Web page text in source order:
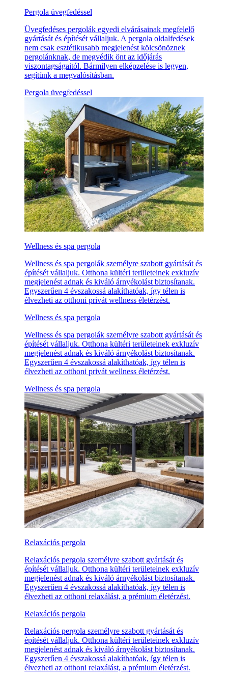
Pergola üvegfedéssel
Üvegfedéses pergolák egyedi elvárásainak megfelelő
gyártását és építését vállaljuk. A pergola oldalfedések
nem csak esztétikusabb megjelenést kölcsönöznek
pergolánknak, de megvédik önt az időjárás
viszontagságaitól. Bármilyen elképzelése is legyen,
segítünk a megvalósításban.
Pergola üvegfedéssel
Wellness és spa pergola
Wellness és spa pergolák személyre szabott gyártását és
építését vállaljuk. Otthona kültéri területeinek exkluzív
megjelenést adnak és kiváló árnyékolást biztosítanak.
Egyszerűen 4 évszakossá alakíthatóak, így télen is
élvezheti az otthoni privát wellness életérzést.
Wellness és spa pergola
Wellness és spa pergolák személyre szabott gyártását és
építését vállaljuk. Otthona kültéri területeinek exkluzív
megjelenést adnak és kiváló árnyékolást biztosítanak.
Egyszerűen 4 évszakossá alakíthatóak, így télen is
élvezheti az otthoni privát wellness életérzést.
Wellness és spa pergola
Relaxációs pergola
Relaxációs pergola személyre szabott gyártását és
építését vállaljuk. Otthona kültéri területeinek exkluzív
megjelenést adnak és kiváló árnyékolást biztosítanak.
Egyszerűen 4 évszakossá alakíthatóak, így télen is
élvezheti az otthoni relaxálást, a prémium életérzést.
Relaxációs pergola
Relaxációs pergola személyre szabott gyártását és
építését vállaljuk. Otthona kültéri területeinek exkluzív
megjelenést adnak és kiváló árnyékolást biztosítanak.
Egyszerűen 4 évszakossá alakíthatóak, így télen is
élvezheti az otthoni relaxálást, a prémium életérzést.